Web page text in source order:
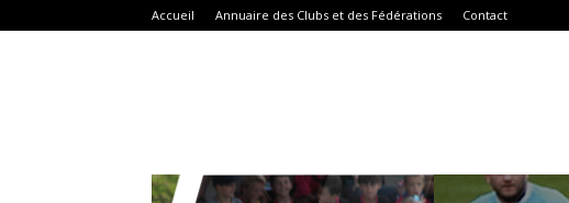
Accueil Annuaire des Clubs et des Fédérations Contact